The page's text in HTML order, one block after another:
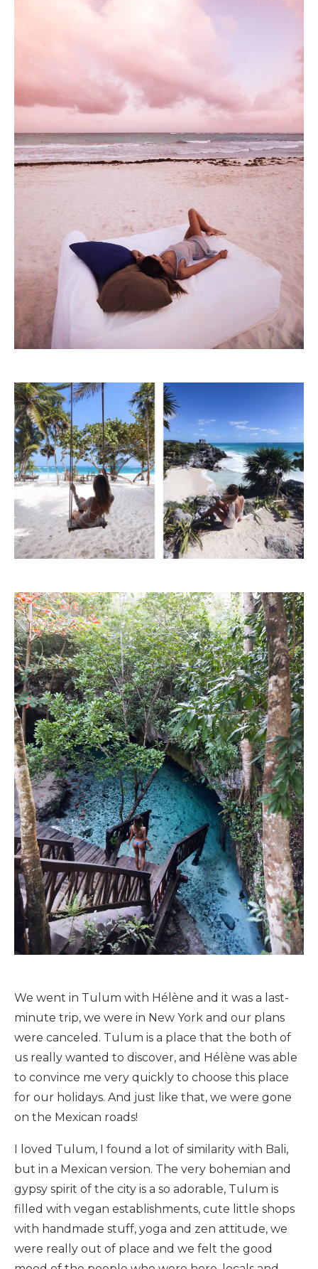
We went in Tulum with Hélène and it was a last-
minute trip, we were in New York and our plans
were canceled. Tulum is a place that the both of
us really wanted to discover, and Hélène was able
to convince me very quickly to choose this place
for our holidays. And just like that, we were gone
on the Mexican roads!
I loved Tulum, I found a lot of similarity with Bali,
but in a Mexican version. The very bohemian and
gypsy spirit of the city is a so adorable, Tulum is
filled with vegan establishments, cute little shops
with handmade stuff, yoga and zen attitude, we
were really out of place and we felt the good